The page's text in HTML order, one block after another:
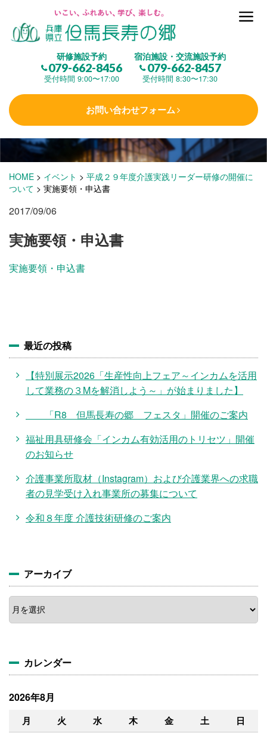
研修施設予約
079-662-8456
受付時間 9:00〜17:00
宿泊施設・交流施設予約
079-662-8457
受付時間 8:30〜17:30
お問い合わせフォーム
但馬長寿の郷とは
(研修施設)
楽しむ
学 ぶ(健康福祉)
泊まる(宿泊)
施設・料金
HOME > イベント > 平成２９年度介護実践リーダー研修の開催に
ついて > 実施要領・申込書
2017/09/06
実施要領・申込書
実施要領・申込書
最近の投稿
【特別展示2026「生産性向上フェア～インカムを活用
して業務の３Mを解消しよう～」が始まりました】
「R8 但馬長寿の郷 フェスタ」開催のご案内
福祉用具研修会「インカム有効活用のトリセツ」開催
のお知らせ
介護事業所取材（Instagram）および介護業界への求職
者の見学受け入れ事業所の募集について
令和８年度 介護技術研修のご案内
アーカイブ
ア
ー
カ
カレンダー
2026年8月
月 火 水 木 金 土 日